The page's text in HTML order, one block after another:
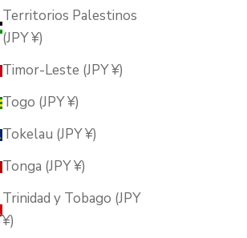
Territorios Palestinos
(JPY ¥)
Timor-Leste (JPY ¥)
Togo (JPY ¥)
Tokelau (JPY ¥)
Tonga (JPY ¥)
Trinidad y Tobago (JPY
¥)